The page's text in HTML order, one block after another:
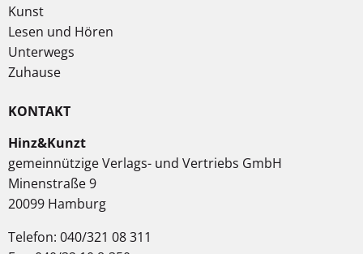
Kunst
Lesen und Hören
Unterwegs
Zuhause
KONTAKT
Hinz&Kunzt
gemeinnützige Verlags- und Vertriebs GmbH
Minenstraße 9
20099 Hamburg
Telefon: 040/321 08 311